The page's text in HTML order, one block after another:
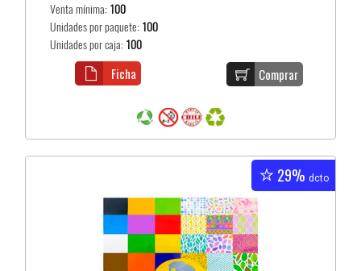
Venta mínima: 100
Unidades por paquete: 100
Unidades por caja: 100
Comprar
Ficha
29% dcto